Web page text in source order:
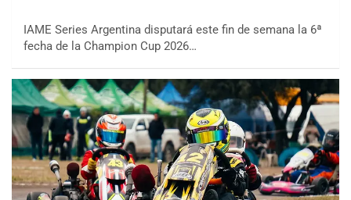
IAME Series Argentina disputará este fin de semana la 6ª
fecha de la Champion Cup 2026…